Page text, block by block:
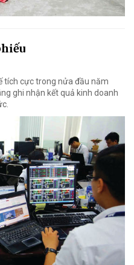
tích cực trong nửa đầu năm
ghi nhận kết quả kinh doanh